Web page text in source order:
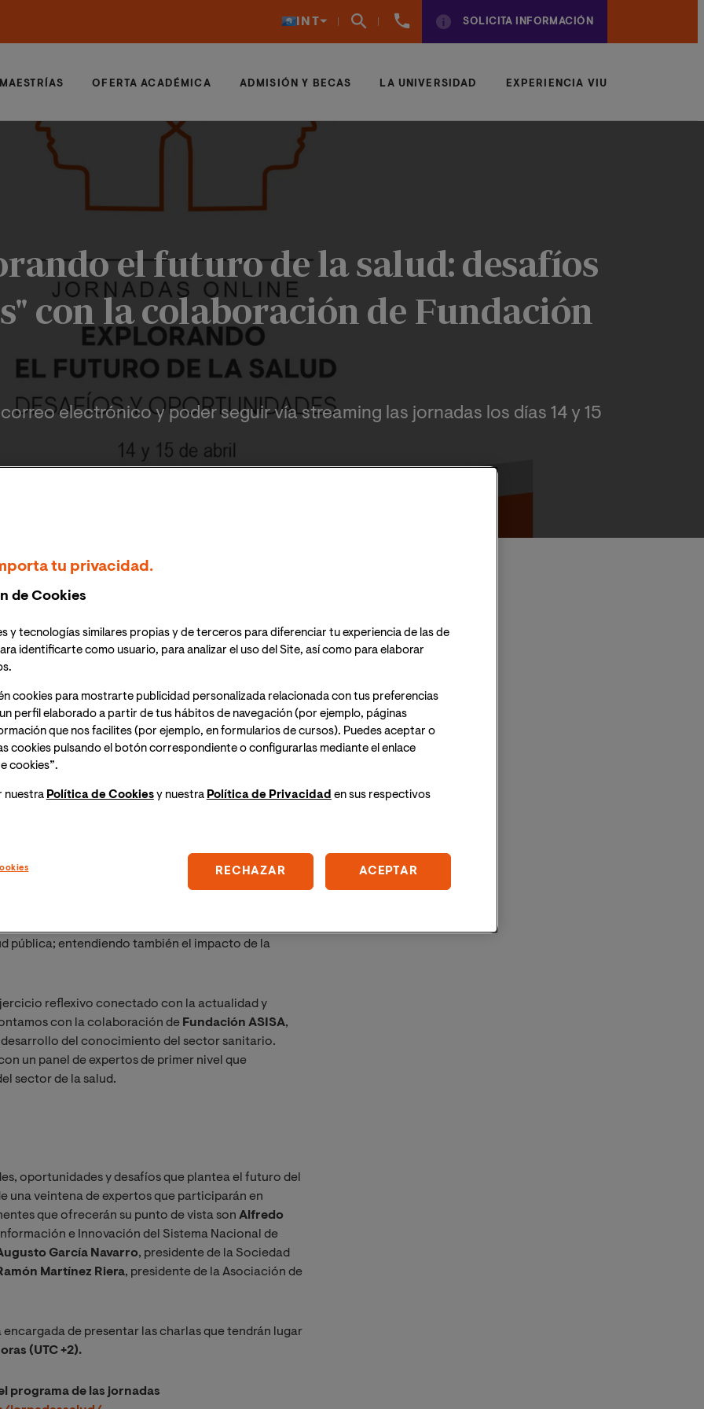
INT
961
SOLICITA INFORMACIÓN
MAESTRÍAS OFERTA ACADÉMICA ADMISIÓN Y BECAS LA UNIVERSIDAD EXPERIENCIA VIU
el futuro de la salud: desafíos
con la colaboración de Fundación
electrónico y poder seguir vía streaming las jornadas los días 14 y 15
el futuro de la salud: desafíos y oportunidades" con la colaboración de Fundación Asisa
cambios que
sanitarios tras el
pública
, los nuevos desafíos del profesional de
o la formación como clave de la transformación.
evolucionan los diferentes ámbitos de la salud:
pública; entendiendo también el impacto de la
reflexivo conectado con la actualidad y
con la colaboración de Fundación ASISA,
del conocimiento del sector sanitario.
un panel de expertos de primer nivel que
sector de la salud.
oportunidades y desafíos que plantea el futuro del
una veintena de expertos que participarán en
que ofrecerán su punto de vista son Alfredo
e Innovación del Sistema Nacional de
García Navarro, presidente de la Sociedad
Martínez Riera, presidente de la Asociación de
encargada de presentar las charlas que tendrán lugar
(UTC +2).
programa de las jornadas
tu privacidad.
de Cookies
y tecnologías similares propias y de terceros para diferenciar tu experiencia de las de
identificarte como usuario, para analizar el uso del Site, así como para elaborar
cookies para mostrarte publicidad personalizada relacionada con tus preferencias
perfil elaborado a partir de tus hábitos de navegación (por ejemplo, páginas
que nos facilites (por ejemplo, en formularios de cursos). Puedes aceptar o
cookies pulsando el botón correspondiente o configurarlas mediante el enlace
cookies”.
nuestra Política de Cookiesy nuestra Política de Privacidad en sus respectivos
RECHAZAR ACEPTAR